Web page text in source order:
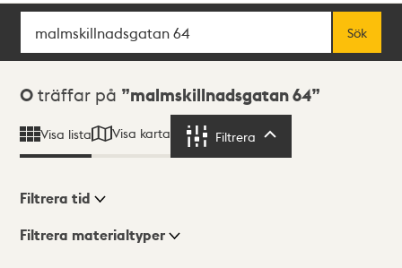
Sök
Sök
Sökresultat
0 träffar på malmskillnadsgatan 64
Visa lista Visa karta Filtrera
Visningsläge
Filtrera tid
Filtrera materialtyper